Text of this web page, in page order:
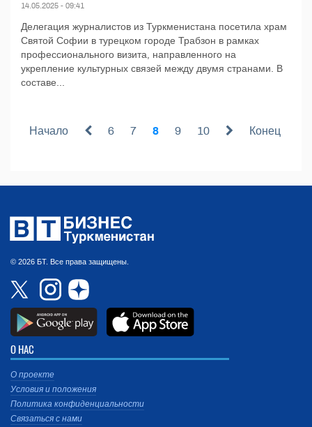
14.05.2025 - 09:41
Делегация журналистов из Туркменистана посетила храм
Святой Софии в турецком городе Трабзон в рамках
профессионального визита, направленного на
укрепление культурных связей между двумя странами. В
составе...
Начало 6 7 8 9 10 Конец
© 2026 БТ. Все права защищены.
О НАС
О проекте
Условия и положения
Политика конфиденциальности
Связаться с нами